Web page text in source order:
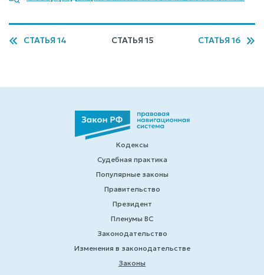
СТАТЬЯ 14 СТАТЬЯ 15 СТАТЬЯ 16
Кодексы
Судебная практика
Популярные законы
Правительство
Президент
Пленумы ВС
Законодательство
Изменения в законодательстве
Законы